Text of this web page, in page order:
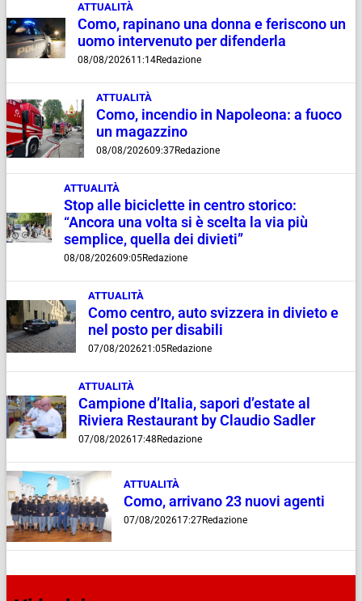
ATTUALITÀ
Como, rapinano una donna e feriscono un
uomo intervenuto per difenderla
08/08/202611:14Redazione
ATTUALITÀ
Como, incendio in Napoleona: a fuoco
un magazzino
08/08/202609:37Redazione
ATTUALITÀ
Stop alle biciclette in centro storico:
“Ancora una volta si è scelta la via più
semplice, quella dei divieti”
08/08/202609:05Redazione
ATTUALITÀ
Como centro, auto svizzera in divieto e
nel posto per disabili
07/08/202621:05Redazione
ATTUALITÀ
Campione d’Italia, sapori d’estate al
Riviera Restaurant by Claudio Sadler
07/08/202617:48 Redazione
ATTUALITÀ
Como, arrivano 23 nuovi agenti
07/08/202617:27Redazione